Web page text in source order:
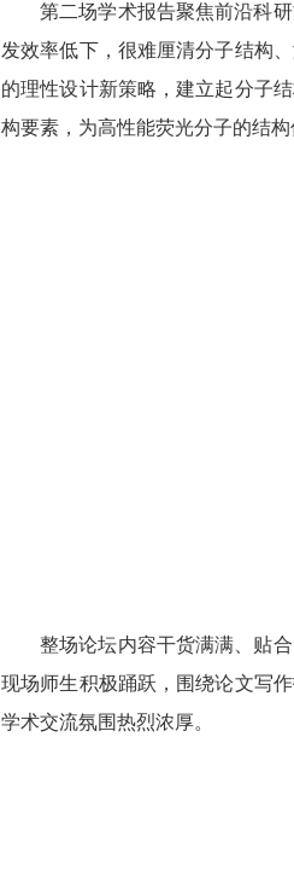
第二场学术报告聚焦前沿科
发效率低下，很难厘清分子结构
的理性设计新策略，建立起分子
构要素，为高性能荧光分子的结
整场论坛内容干货满满、贴
现场师生积极踊跃，围绕论文写
学术交流氛围热烈浓厚。